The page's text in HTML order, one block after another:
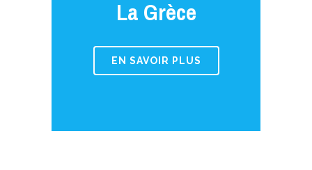
La Grèce
EN SAVOIR PLUS